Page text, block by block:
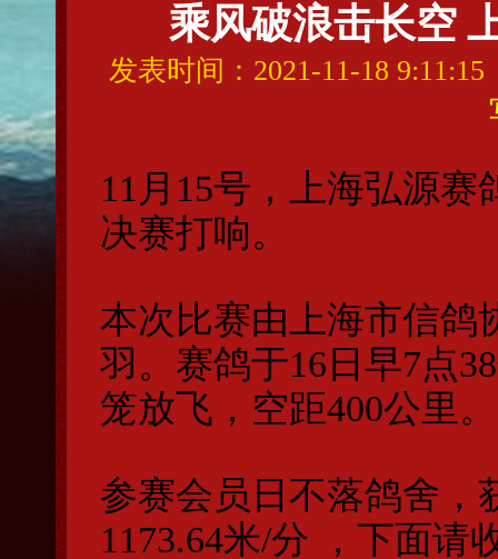
乘风破浪击长空
发表时间：2021-11-18
11月15号，
上海弘源赛
决赛打响。
本次比赛由上海市信鸽
羽。赛鸽于16日早7点
笼放飞，空距400公里。
参赛会员日不落鸽舍，
1173.64米/分 ，下面请